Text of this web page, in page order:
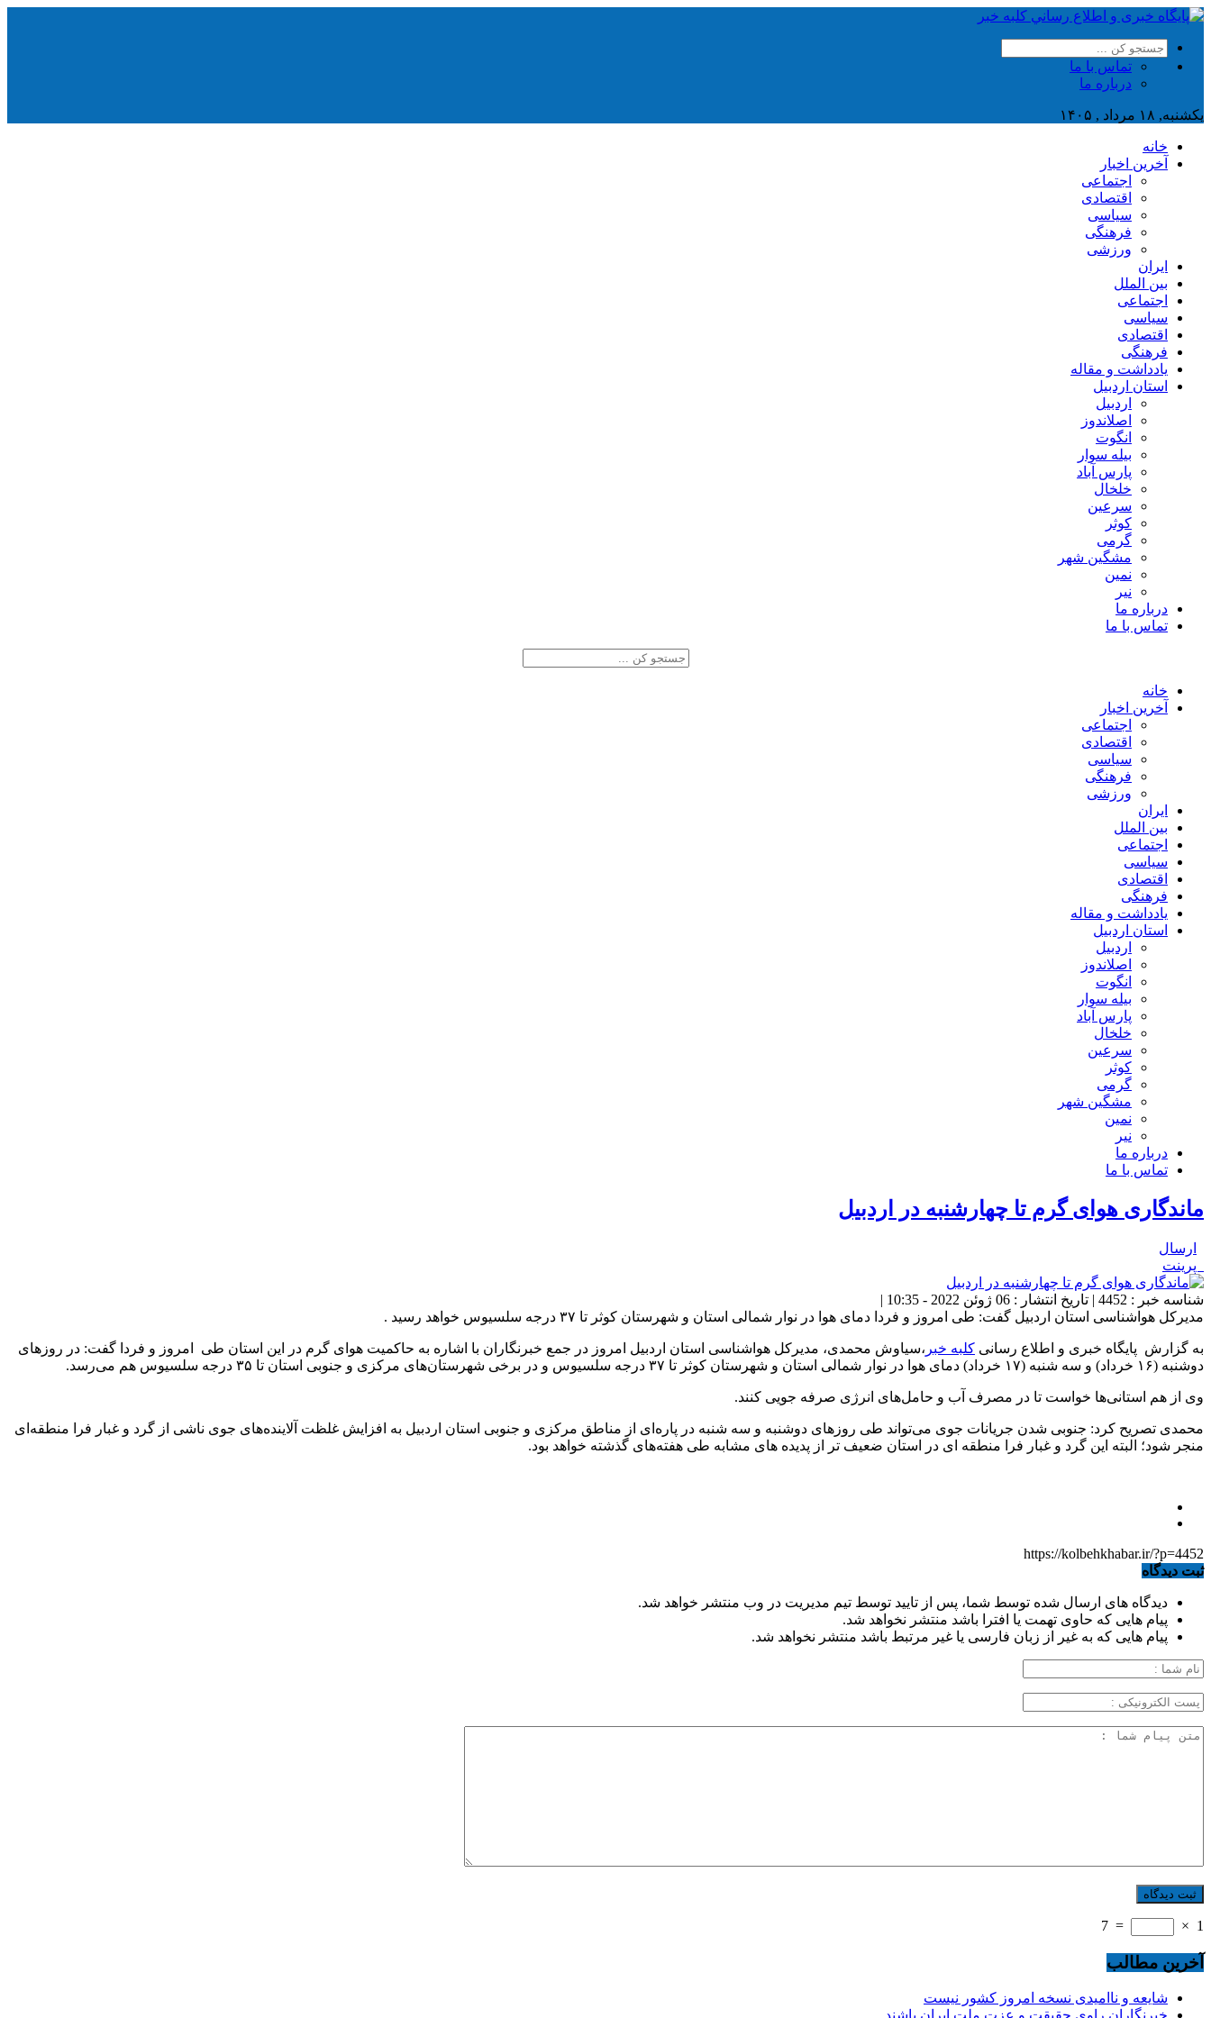
تماس با ما
درباره ما
یکشنبه, ۱۸ مرداد , ۱۴۰۵
خانه
آخرین اخبار
اجتماعی
اقتصادی
سیاسی
فرهنگی
ورزشی
ایران
بین الملل
اجتماعی
سیاسی
اقتصادی
فرهنگی
یادداشت و مقاله
استان اردبیل
اردبیل
اصلاندوز
انگوت
بیله سوار
پارس آباد
خلخال
سرعین
کوثر
گرمی
مشگین شهر
نمین
نیر
درباره ما
تماس با ما
خانه
آخرین اخبار
اجتماعی
اقتصادی
سیاسی
فرهنگی
ورزشی
ایران
بین الملل
اجتماعی
سیاسی
اقتصادی
فرهنگی
یادداشت و مقاله
استان اردبیل
اردبیل
اصلاندوز
انگوت
بیله سوار
پارس آباد
خلخال
سرعین
کوثر
گرمی
مشگین شهر
نمین
نیر
درباره ما
تماس با ما
ماندگاری هوای گرم تا چهارشنبه در اردبیل
ارسال
پرینت
شناسه خبر : 4452 | تاریخ انتشار : 06 ژوئن 2022 - 10:35 |
مدیرکل هواشناسی استان اردبیل گفت: طی امروز و فردا دمای هوا در نوار شمالی استان و شهرستان کوثر تا ۳۷ درجه سلسیوس خواهد رسید .
به گزارش پایگاه خبری و اطلاع رسانی کلبه خبر ،سیاوش محمدی، مدیرکل هواشناسی استان اردبیل امروز در جمع خبرنگاران با اشاره به حاکمیت هوای گرم در این استان طی امروز و فردا گفت: در روزهای
دوشنبه (۱۶ خرداد) و سه شنبه (۱۷ خرداد) دمای هوا در نوار شمالی استان و شهرستان کوثر تا ۳۷ درجه سلسیوس و در برخی شهرستان‌های مرکزی و جنوبی استان تا ۳۵ درجه سلسیوس هم می‌رسد.
وی از هم استانی‌ها خواست تا در مصرف آب و حامل‌های انرژی صرفه جویی کنند.
محمدی تصریح کرد: جنوبی شدن جریانات جوی می‌تواند طی روزهای دوشنبه و سه شنبه در پاره‌ای از مناطق مرکزی و جنوبی استان اردبیل به افزایش غلظت آلاینده‌های جوی ناشی از گرد و غبار فرا منطقه‌ای
منجر شود؛ البته این گرد و غبار فرا منطقه ای در استان ضعیف تر از پدیده های مشابه طی هفته‌های گذشته خواهد بود.
https://kolbehkhabar.ir/?p=4452
ثبت دیدگاه
دیدگاه های ارسال شده توسط شما، پس از تایید توسط تیم مدیریت در وب منتشر خواهد شد.
پیام هایی که حاوی تهمت یا افترا باشد منتشر نخواهد شد.
پیام هایی که به غیر از زبان فارسی یا غیر مرتبط باشد منتشر نخواهد شد.
1
×
=
7
آخرین مطالب
شایعه و ناامیدی نسخه امروز کشور نیست